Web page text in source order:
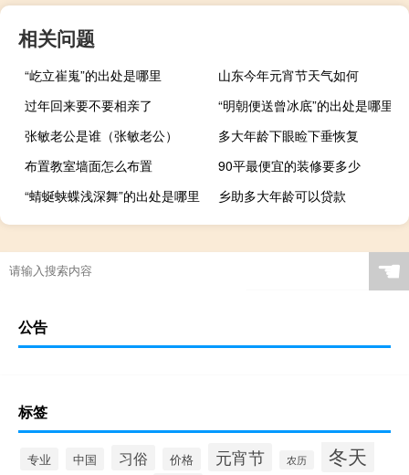
相关问题
“屹立崔嵬”的出处是哪里
山东今年元宵节天气如何
过年回来要不要相亲了
“明朝便送曾冰底”的出处是哪里
张敏老公是谁（张敏老公）
多大年龄下眼睑下垂恢复
布置教室墙面怎么布置
90平最便宜的装修要多少
“蜻蜒蛱蝶浅深舞”的出处是哪里
乡助多大年龄可以贷款
☚
公告
标签
专业 中国 习俗 价格 元宵节 农历 冬天